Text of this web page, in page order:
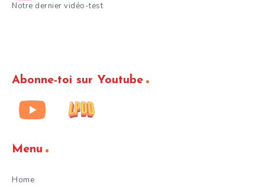
Notre dernier vidéo-test
Abonne-toi sur Youtube
Menu
Home